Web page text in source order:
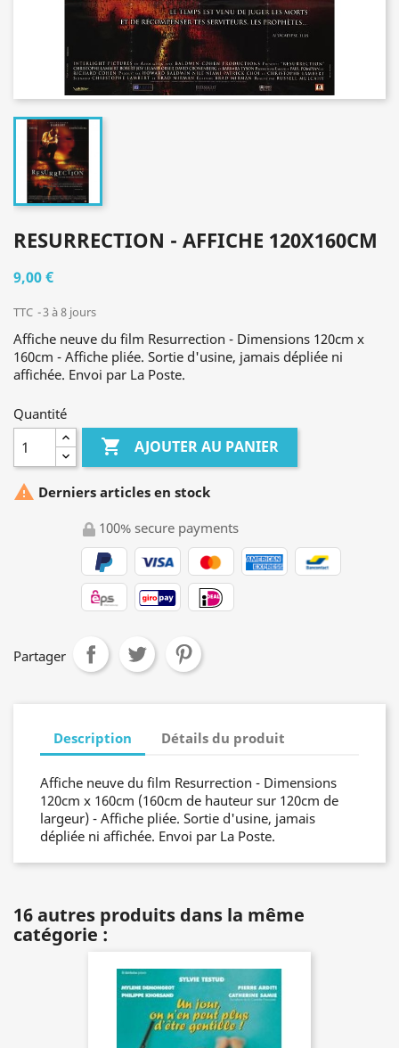
RESURRECTION - AFFICHE 120X160CM
9,00 €
TTC 3 à 8 jours
Affiche neuve du film Resurrection - Dimensions 120cm x
160cm - Affiche pliée. Sortie d'usine, jamais dépliée ni
affichée. Envoi par La Poste.
Quantité
 AJOUTER AU PANIER
 Derniers articles en stock
100% secure payments
Partager
Description Détails du produit
Affiche neuve du film Resurrection - Dimensions
120cm x 160cm (160cm de hauteur sur 120cm de
largeur) - Affiche pliée. Sortie d'usine, jamais
dépliée ni affichée. Envoi par La Poste.
16 autres produits dans la même
catégorie :